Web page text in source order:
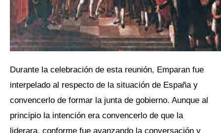
Durante la celebración de esta reunión, Emparan fue
interpelado al respecto de la situación de España y
convencerlo de formar la junta de gobierno. Aunque al
principio la intención era convencerlo de que la
liderara, conforme fue avanzando la conversación y